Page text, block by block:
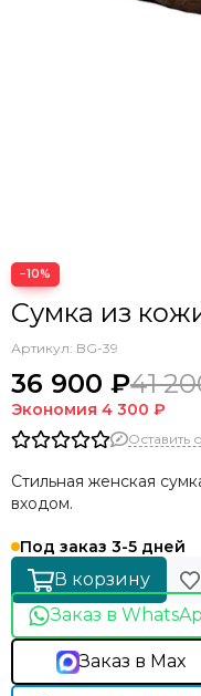
−10%
Сумка из
Артикул: BG-39
36 900 ₽41
Экономия 4 300 ₽
Оставить
Стильная женская
входом.
Под заказ 3-5 дней
В корзину
Заказ в
Заказ в Max